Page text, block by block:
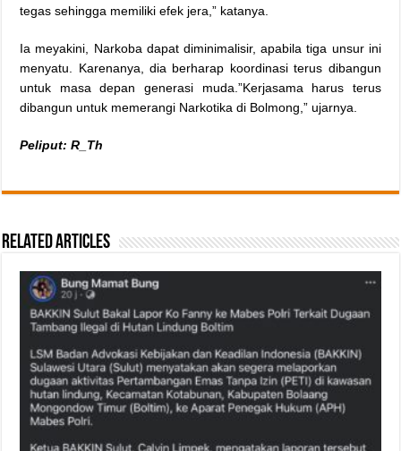
tegas sehingga memiliki efek jera,” katanya.
Ia meyakini, Narkoba dapat diminimalisir, apabila tiga unsur ini
menyatu. Karenanya, dia berharap koordinasi terus dibangun
untuk masa depan generasi muda.”Kerjasama harus terus
dibangun untuk memerangi Narkotika di Bolmong,” ujarnya.
Peliput: R_Th
Related Articles